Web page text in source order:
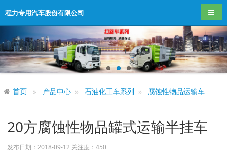
程力专用汽车股份有限公司 导航
首页 产品中心 石油化工车系列 腐蚀性物品运输车
20方腐蚀性物品罐式运输半挂车
发布日期：2018-09-12 关注度： 450